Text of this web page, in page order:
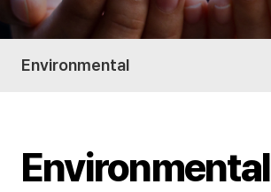
Environmental
Environmental